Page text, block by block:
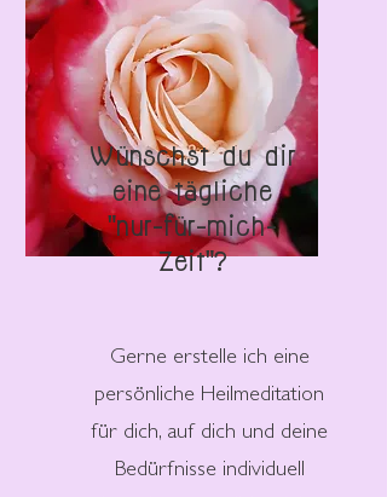
Wünschst du dir
eine tägliche
"nur-für-mich-
Zeit"?
Gerne erstelle ich eine
persönliche Heilmeditation
für dich, auf dich und deine
Bedürfnisse individuell